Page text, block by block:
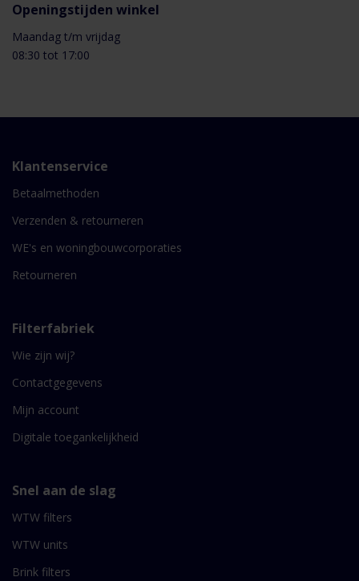
Openingstijden winkel
Maandag t/m vrijdag
08:30 tot 17:00
Klantenservice
Betaalmethoden
Verzenden & retourneren
WE's en woningbouwcorporaties
Retourneren
Filterfabriek
Wie zijn wij?
Contactgegevens
Mijn account
Digitale toegankelijkheid
Snel aan de slag
WTW filters
WTW units
Brink filters